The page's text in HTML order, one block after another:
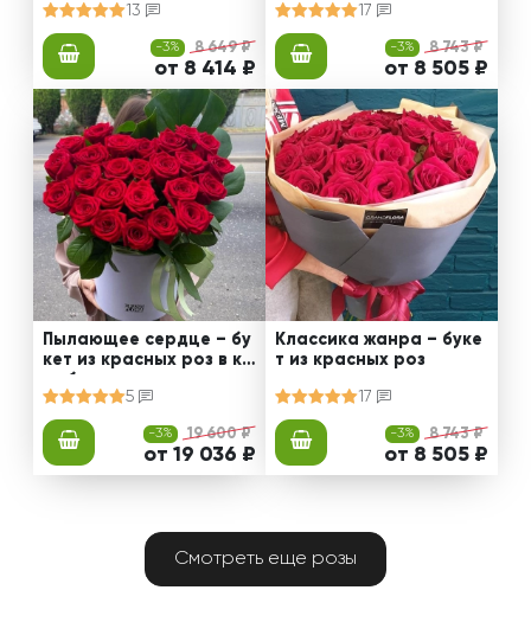
13
-3% 8 649 ₽
от 8 414 ₽
17
-3% 8 743 ₽
от 8 505 ₽
Пылающее сердце – бу
кет из красных роз в ко
робке
5
-3% 19 600 ₽
от 19 036 ₽
Классика жанра – буке
т из красных роз
17
-3% 8 743 ₽
от 8 505 ₽
Смотреть еще розы